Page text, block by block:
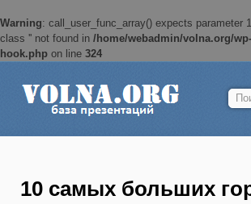
Warning: call_user_func_array() expects parameter
class '' not found in /home/webadmin/volna.org/
hook.php on line 324
10 самых больших